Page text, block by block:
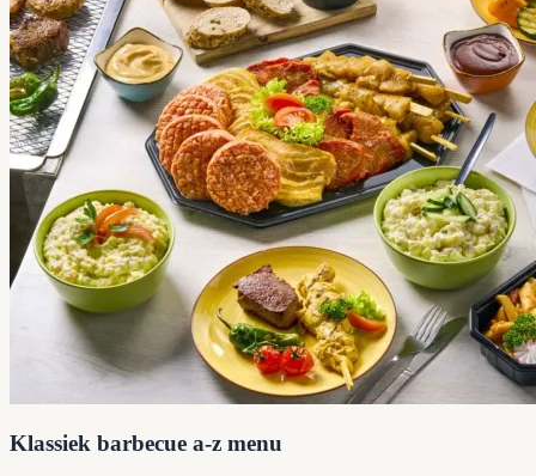
Klassiek barbecue a-z menu